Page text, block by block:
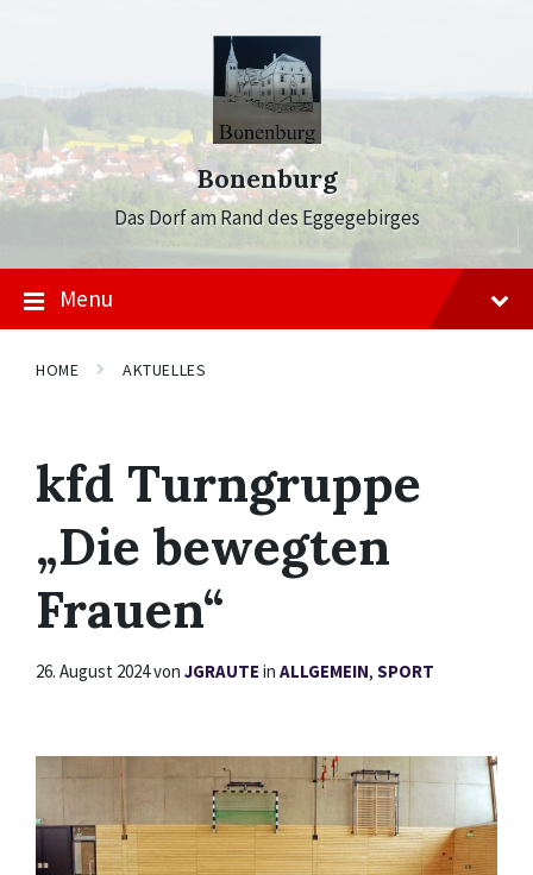
Bonenburg
Das Dorf am Rand des Eggegebirges
Menu
HOME AKTUELLES
kfd Turngruppe
„Die bewegten
Frauen“
26. August 2024von JGRAUTE in ALLGEMEIN, SPORT